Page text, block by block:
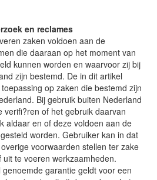
en reclames
zaken voldoen aan de
die daaraan op het moment van
kunnen worden en waarvoor zij bij
zijn bestemd. De in dit artikel
op zaken die bestemd zijn
Bij gebruik buiten Nederland
verifi?ren of het gebruik daarvan
aldaar en of deze voldoen aan de
worden. Gebruiker kan in dat
voorwaarden stellen ter zake
te voeren werkzaamheden.
garantie geldt voor een